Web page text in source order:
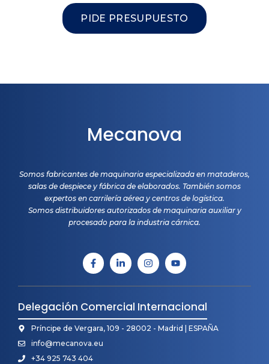
PIDE PRESUPUESTO
Mecanova
Somos fabricantes de maquinaria especializada en mataderos,
salas de despiece y fábrica de elaborados. También somos
expertos en carrilería aérea y centros de logística.
Somos distribuidores autorizados de maquinaria auxiliar y
procesado para la industria cárnica.
Delegación Comercial Internacional
Príncipe de Vergara, 109 - 28002 - Madrid | ESPAÑA
info@mecanova.eu
+34 925 743 404